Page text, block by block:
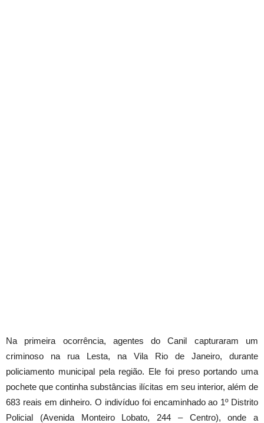
Na primeira ocorrência, agentes do Canil capturaram um
criminoso na rua Lesta, na Vila Rio de Janeiro, durante
policiamento municipal pela região. Ele foi preso portando uma
pochete que continha substâncias ilícitas em seu interior, além de
683 reais em dinheiro. O indivíduo foi encaminhado ao 1º Distrito
Policial (Avenida Monteiro Lobato, 244 – Centro), onde a